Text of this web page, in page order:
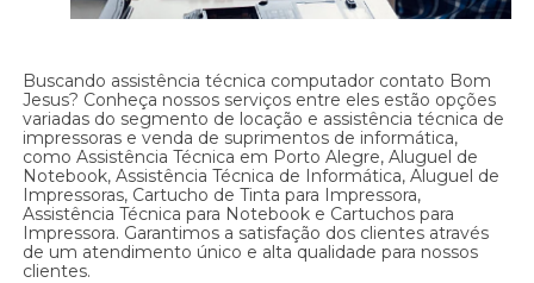
Buscando assistência técnica computador contato Bom
Jesus? Conheça nossos serviços entre eles estão opções
variadas do segmento de locação e assistência técnica de
impressoras e venda de suprimentos de informática,
como Assistência Técnica em Porto Alegre, Aluguel de
Notebook, Assistência Técnica de Informática, Aluguel de
Impressoras, Cartucho de Tinta para Impressora,
Assistência Técnica para Notebook e Cartuchos para
Impressora. Garantimos a satisfação dos clientes através
de um atendimento único e alta qualidade para nossos
clientes.